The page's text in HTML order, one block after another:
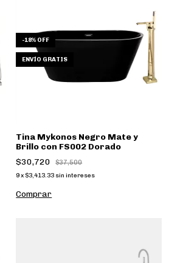
-18% OFF
ENVÍO GRATIS
Tina Mykonos Negro Mate y
Brillo con FS002 Dorado
$30,720
$37,500
9x $3,413.33 sin intereses
Comprar